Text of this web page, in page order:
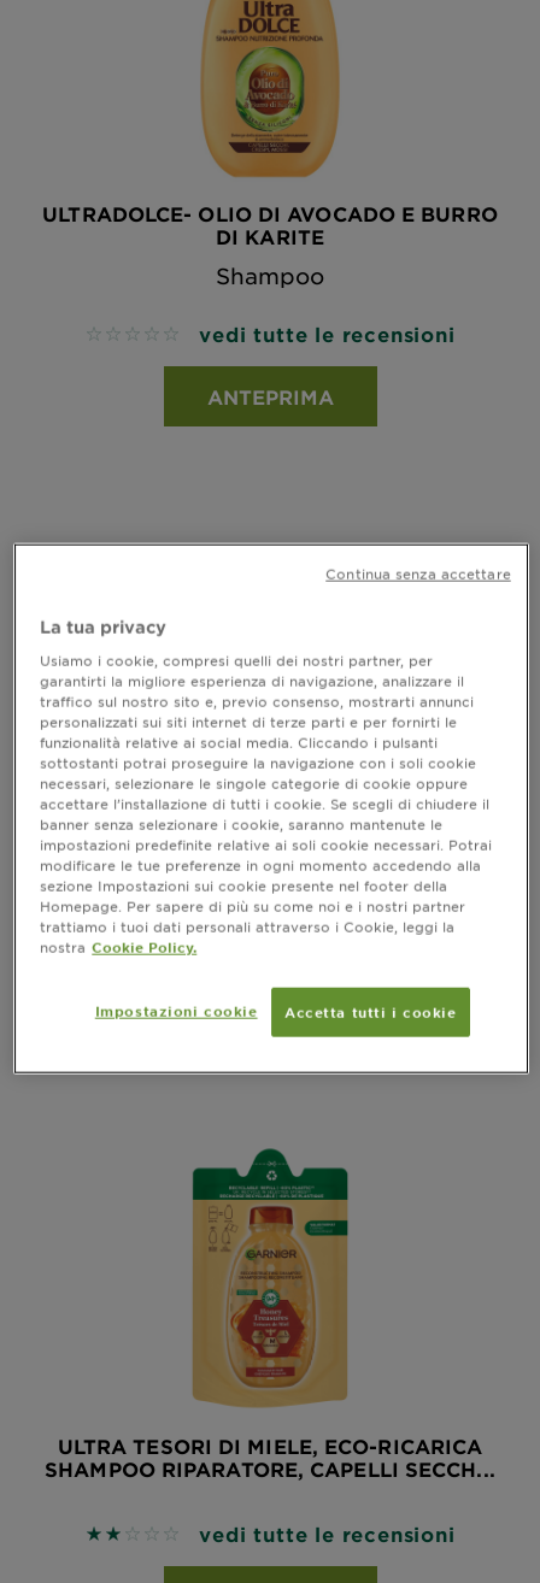
ULTRADOLCE- OLIO DI AVOCADO E BURRO
DI KARITE
Shampoo
No reviews vedi tutte le recensioni
ANTEPRIMA
ULTRA DOLCE IDRATAZIONE D'UVA
Shampoo Idratante & Rigenerante
5 out of 5 stars based on reviews
vedi tutte le recensioni
ANTEPRIMA
ULTRA TESORI DI MIELE, ECO-RICARICA
SHAMPOO RIPARATORE, CAPELLI SECCH...
2 out of 5 stars based on reviews
vedi tutte le recensioni
La tua privacy
Usiamo i cookie, compresi quelli dei nostri partner, per
garantirti la migliore esperienza di navigazione, analizzare il
traffico sul nostro sito e, previo consenso, mostrarti annunci
personalizzati sui siti internet di terze parti e per fornirti le
funzionalità relative ai social media. Cliccando i pulsanti
sottostanti potrai proseguire la navigazione con i soli cookie
necessari, selezionare le singole categorie di cookie oppure
accettare l’installazione di tutti i cookie. Se scegli di chiudere il
banner senza selezionare i cookie, saranno mantenute le
impostazioni predefinite relative ai soli cookie necessari. Potrai
modificare le tue preferenze in ogni momento accedendo alla
sezione Impostazioni sui cookie presente nel footer della
Homepage. Per sapere di più su come noi e i nostri partner
trattiamo i tuoi dati personali attraverso i Cookie, leggi la
nostra Cookie Policy.
Impostazioni cookie Accetta tutti i cookie
Continua senza accettare